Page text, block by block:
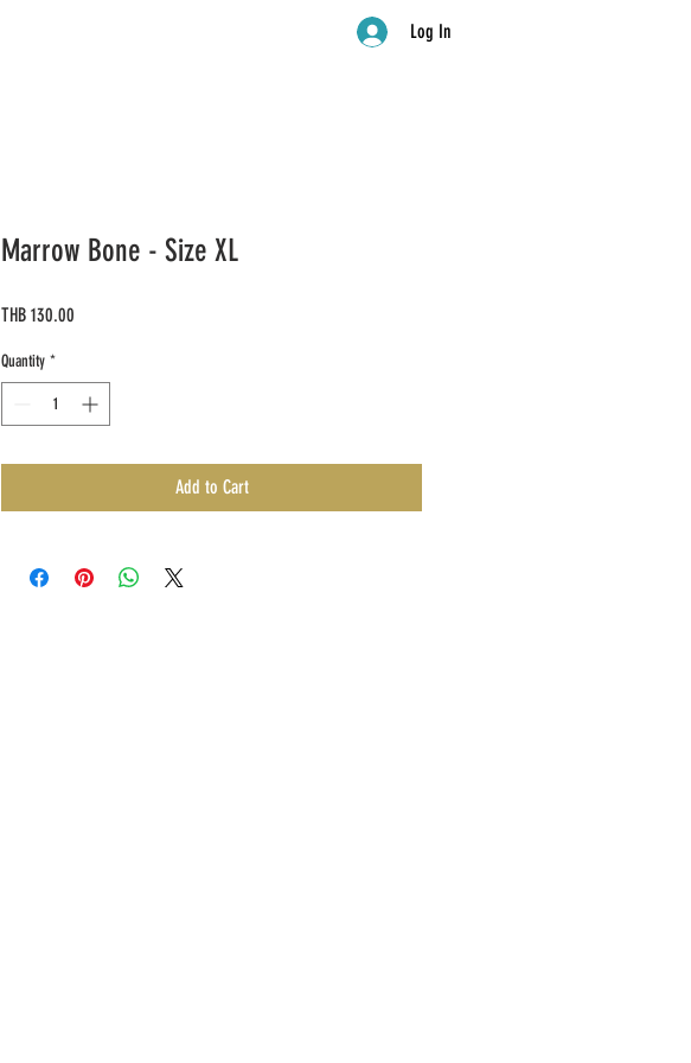
Log In
Marrow Bone - Size XL
THB 130.00
Quantity *
Add to Cart